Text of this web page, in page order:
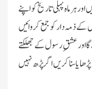
ہر ماہ پہلی تاریخ کو اپنے
ذمہ دار کو جمع کروائیں
گا اور عشقِ رسول کے جھلکتے
یا سنا کریں اگر پڑھ نہیں